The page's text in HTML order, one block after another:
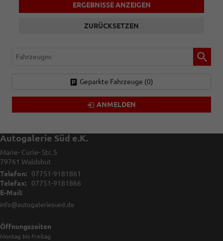
ERGEBNISSE ANZEIGEN
ZURÜCKSETZEN
Fahrzeugnr.
Geparkte Fahrzeuge (0)
ANMELDEN
Autogalerie Süd e.K.
Marie- Curie- Str. 5
79761 Waldshut
Telefon:
07751-9181861
Telefax:
07751-9181866
E-Mail:
info@autogaleriesued.de
Öffnungszeiten
Montag bis Freitag